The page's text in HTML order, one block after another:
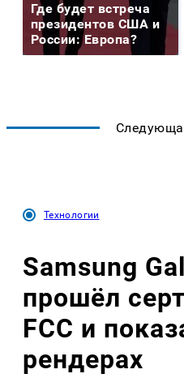
Где будет встреча
президентов США и
России: Европа?
Технологии
Samsung
прошёл
FCC и
рендерах